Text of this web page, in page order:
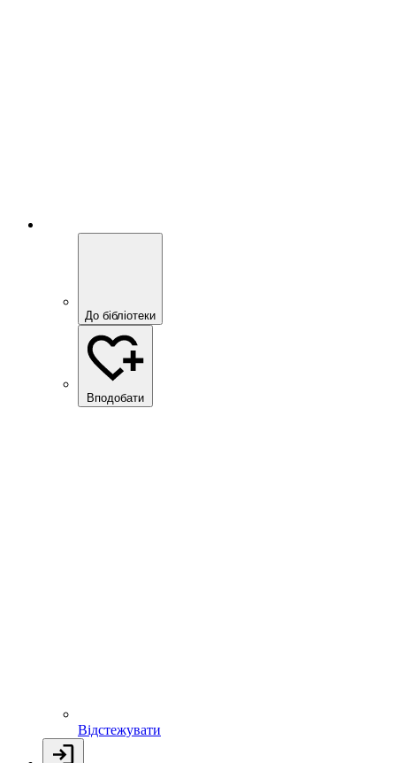
До бібліотеки
Вподобати
Відстежувати